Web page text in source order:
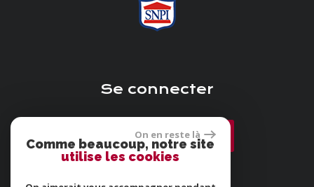
Se connecter
Espace propriétaire
On en reste là
Comme beaucoup, notre site
utilise les cookies